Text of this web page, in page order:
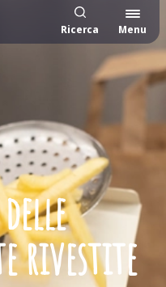
Ricerca Menu
rivestite